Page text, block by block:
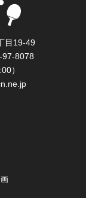
目19-49
8078
）